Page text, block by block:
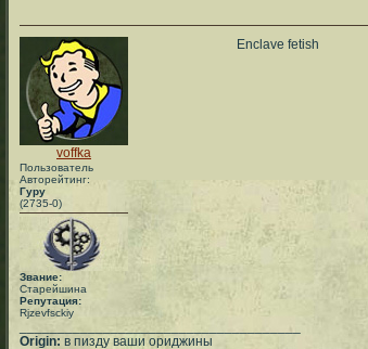
voffka
Пользователь
Авторейтинг:
Гуру
(2735-0)
Звание:
Старейшина
Репутация:
Rjzevfsckiy
Enclave fetish
Origin: в пизду ваши ориджины